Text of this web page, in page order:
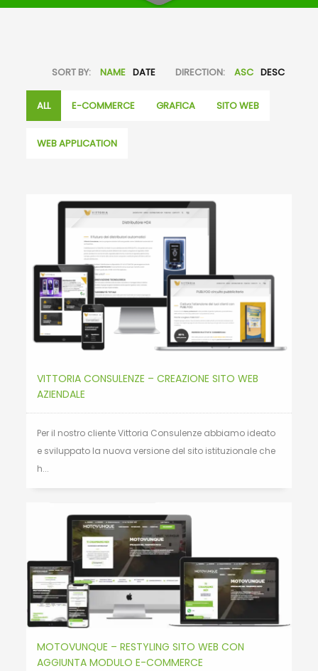
SORT BY: NAME DATE DIRECTION: ASC DESC
ALL E-COMMERCE GRAFICA SITO WEB
WEB APPLICATION
VITTORIA CONSULENZE – CREAZIONE SITO WEB
AZIENDALE
Per il nostro cliente Vittoria Consulenze abbiamo ideato
e sviluppato la nuova versione del sito istituzionale che
h...
MOTOVUNQUE – RESTYLING SITO WEB CON
AGGIUNTA MODULO E-COMMERCE